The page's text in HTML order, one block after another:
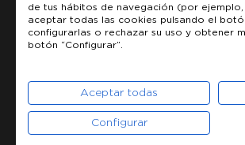
de tus hábitos de navegación (por ejemplo,
aceptar todas las cookies pulsando el
configurarlas o rechazar su uso y obtener
botón “Configurar”.
Aceptar todas
Configurar